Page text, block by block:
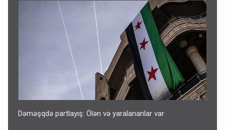
Dəməşqdə partlayış: Ölən və yaralananlar var